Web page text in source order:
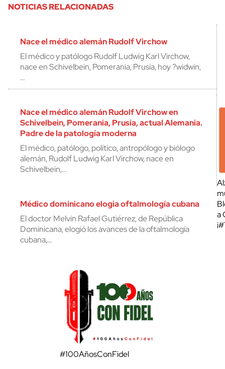
NOTICIAS RELACIONADAS
Nace el médico alemán Rudolf Virchow
El médico y patólogo Rudolf Ludwig Karl Virchow,
nace en Schivelbein, Pomerania, Prusia, hoy ?widwin,
…
Nace el médico alemán Rudolf Virchow en
Schivelbein, Pomerania, Prusia, actual Alemania.
Padre de la patología moderna
El médico, patólogo, político, antropólogo y biólogo
alemán, Rudolf Ludwig Karl Virchow, nace en
Schivelbein,…
Médico dominicano elogia oftalmología cubana
El doctor Melvin Rafael Gutiérrez, de República
Dominicana, elogió los avances de la oftalmología
cubana,…
a
#100AñosConFidel